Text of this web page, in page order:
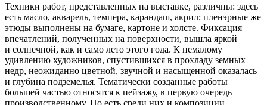
Техники работ, представленных на выставке, различны: здесь
есть масло, акварель, темпера, карандаш, акрил; пленэрные же
этюды выполнены на бумаге, картоне и холсте. Фиксация
впечатлений, полученных на поверхности, вышла яркой
и солнечной, как и само лето этого года. К немалому
удивлению художников, спустившихся в прохладу земных
недр, неожиданно цветной, звучной и насыщенной оказалась
и глубина подземелья. Тематически созданные работы
большей частью относятся к пейзажу, в первую очередь
производственному. Но есть среди них и композиции,